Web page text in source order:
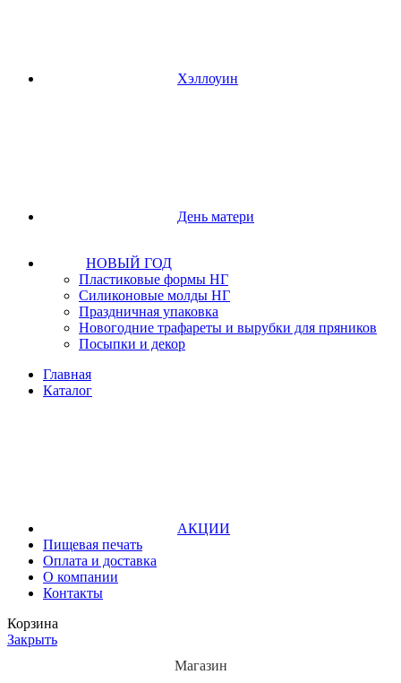
Хэллоуин
День матери
НОВЫЙ ГОД
Пластиковые формы НГ
Силиконовые молды НГ
Праздничная упаковка
Новогодние трафареты и вырубки для пряников
Посыпки и декор
Главная
Каталог
АКЦИИ
Пищевая печать
Оплата и доставка
О компании
Контакты
Корзина
Закрыть
Магазин